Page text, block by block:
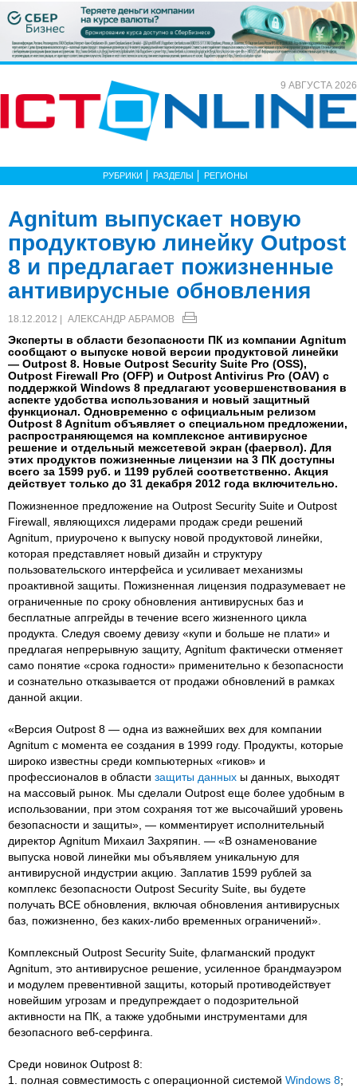
9 АВГУСТА 2026
РУБРИКИ РАЗДЕЛЫ РЕГИОНЫ
Agnitum выпускает новую
продуктовую линейку Outpost
8 и предлагает пожизненные
антивирусные обновления
18.12.2012 | АЛЕКСАНДР АБРАМОВ
Эксперты в области безопасности ПК из компании Agnitum
сообщают о выпуске новой версии продуктовой линейки
— Outpost 8. Новые Outpost Security Suite Pro (OSS),
Outpost Firewall Pro (OFP) и Outpost Antivirus Pro (OAV) с
поддержкой Windows 8 предлагают усовершенствования в
аспекте удобства использования и новый защитный
функционал. Одновременно с официальным релизом
Outpost 8 Agnitum объявляет о специальном предложении,
распространяющемся на комплексное антивирусное
решение и отдельный межсетевой экран (фаервол). Для
этих продуктов пожизненные лицензии на 3 ПК доступны
всего за 1599 руб. и 1199 рублей соответственно. Акция
действует только до 31 декабря 2012 года включительно.
Пожизненное предложение на Outpost Security Suite и Outpost
Firewall, являющихся лидерами продаж среди решений
Agnitum, приурочено к выпуску новой продуктовой линейки,
которая представляет новый дизайн и структуру
пользовательского интерфейса и усиливает механизмы
проактивной защиты. Пожизненная лицензия подразумевает не
ограниченные по сроку обновления антивирусных баз и
бесплатные апгрейды в течение всего жизненного цикла
продукта. Следуя своему девизу «купи и больше не плати» и
предлагая непрерывную защиту, Agnitum фактически отменяет
само понятие «срока годности» применительно к безопасности
и сознательно отказывается от продажи обновлений в рамках
данной акции.
«Версия Outpost 8 — одна из важнейших вех для компании
Agnitum с момента ее создания в 1999 году. Продукты, которые
широко известны среди компьютерных «гиков» и
профессионалов в области защиты данных ы данных, выходят
на массовый рынок. Мы сделали Outpost еще более удобным в
использовании, при этом сохраняя тот же высочайший уровень
безопасности и защиты», — комментирует исполнительный
директор Agnitum Михаил Захряпин. — «В ознаменование
выпуска новой линейки мы объявляем уникальную для
антивирусной индустрии акцию. Заплатив 1599 рублей за
комплекс безопасности Outpost Security Suite, вы будете
получать ВСЕ обновления, включая обновления антивирусных
баз, пожизненно, без каких-либо временных ограничений».
Комплексный Outpost Security Suite, флагманский продукт
Agnitum, это антивирусное решение, усиленное брандмауэром
и модулем превентивной защиты, который противодействует
новейшим угрозам и предупреждает о подозрительной
активности на ПК, а также удобными инструментами для
безопасного веб-серфинга.
Среди новинок Outpost 8:
1. полная совместимость с операционной системой Windows 8;